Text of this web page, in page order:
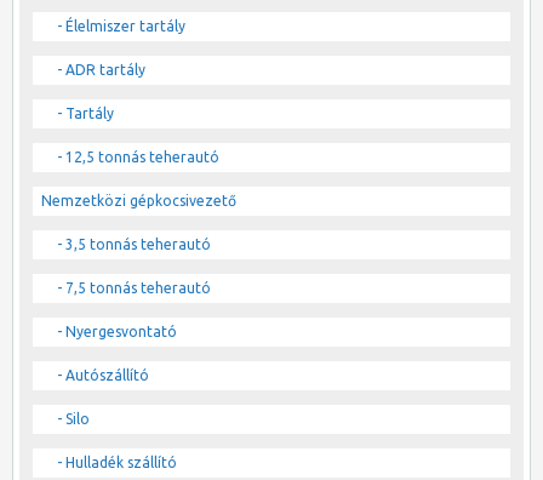
- Élelmiszer tartály
- ADR tartály
- Tartály
- 12,5 tonnás teherautó
Nemzetközi gépkocsivezető
- 3,5 tonnás teherautó
- 7,5 tonnás teherautó
- Nyergesvontató
- Autószállító
- Silo
- Hulladék szállító